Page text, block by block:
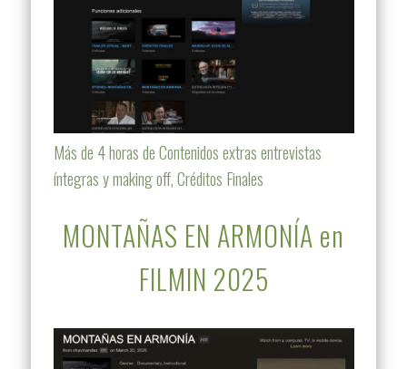
Más de 4 horas de Contenidos extras entrevistas
íntegras y making off, Créditos Finales
MONTAÑAS EN ARMONÍA en
FILMIN 2025